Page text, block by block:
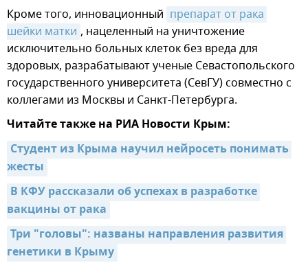
Кроме того, инновационный препарат от рака
шейки матки , нацеленный на уничтожение
исключительно больных клеток без вреда для
здоровых, разрабатывают ученые Севастопольского
государственного университета (СевГУ) совместно с
коллегами из Москвы и Санкт-Петербурга.
Читайте также на РИА Новости Крым:
Студент из Крыма научил нейросеть понимать
жесты
В КФУ рассказали об успехах в разработке
вакцины от рака
Три "головы": названы направления развития
генетики в Крыму